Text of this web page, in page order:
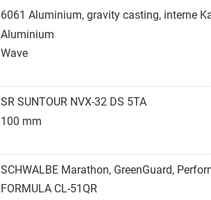
6061 Aluminium, gravity casting, interne
Aluminium
Wave
SR SUNTOUR NVX-32 DS 5TA
100 mm
SCHWALBE Marathon, GreenGuard,
FORMULA CL-51QR